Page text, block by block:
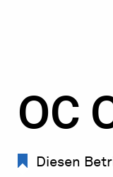
OC
Diesen